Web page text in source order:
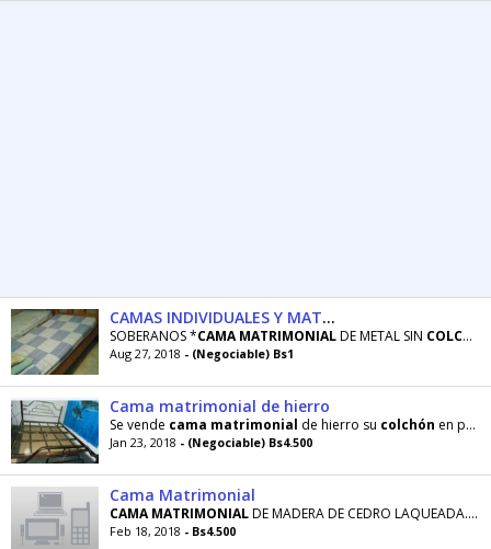
CAMAS INDIVIDUALES Y MATRIMONIALES... 04126937416
SOBERANOS *CAMA MATRIMONIALDE METAL SIN COLCHON
Aug 27, 2018 - (Negociable) Bs1
Cama matrimonial de hierro
Se vende cama matrimonial de hierro su colchón en perfectas condiciones, a buen
Jan 23, 2018 - (Negociable) Bs4.500
Cama Matrimonial
CAMA MATRIMONIALDE MADERA DE CEDRO LAQUEADA. EL COPETE MIDE 1 METRO DE ALTO POR 1.88 DE ANCHO
Feb 18, 2018 - Bs4.500